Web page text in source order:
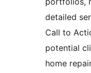
detailed
Call to
potential
home